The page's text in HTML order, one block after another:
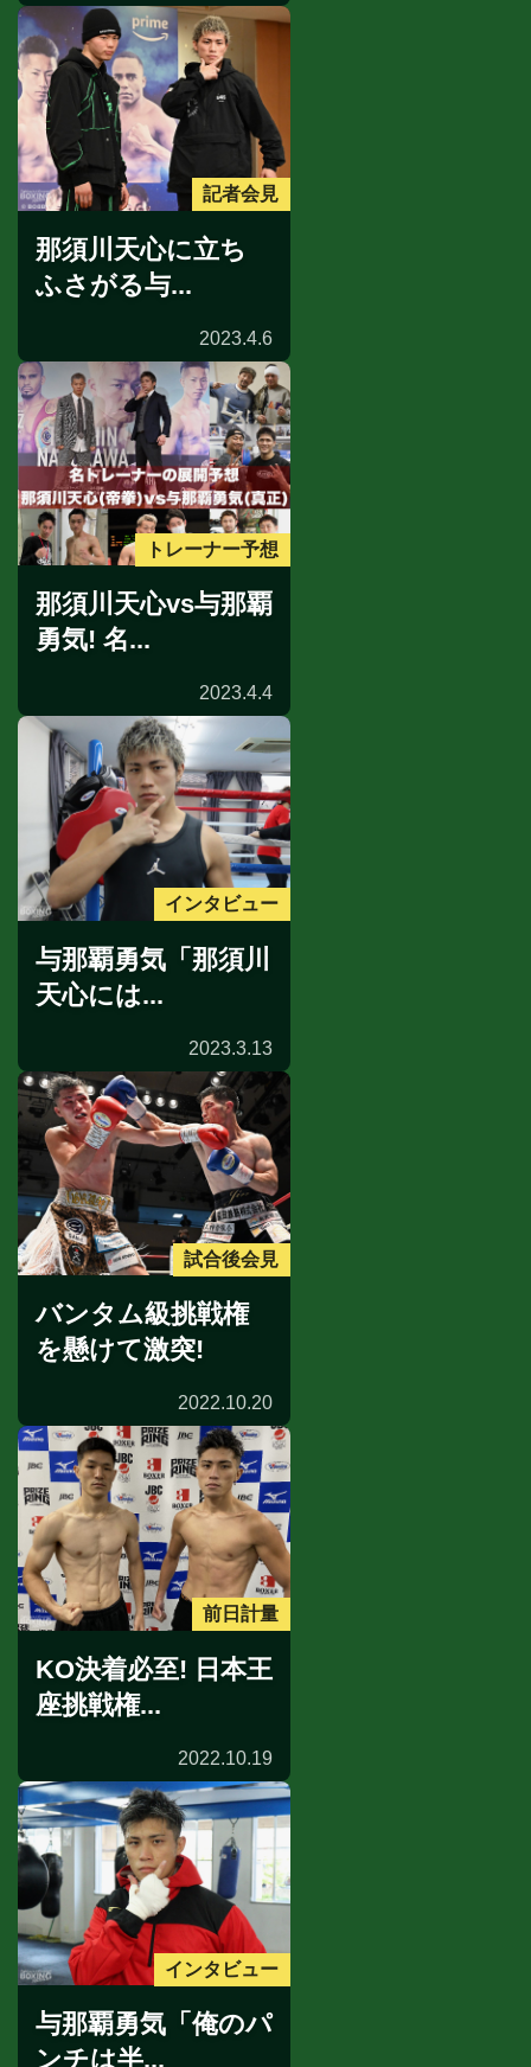
記者会見
那須川天心に立ち
ふさがる与...
2023.4.6
トレーナー予想
那須川天心vs与那覇
勇気! 名...
2023.4.4
インタビュー
与那覇勇気「那須川
天心には...
2023.3.13
試合後会見
バンタム級挑戦権
を懸けて激突!
2022.10.20
前日計量
KO決着必至! 日本王
座挑戦権...
2022.10.19
インタビュー
与那覇勇気「俺のパ
ンチは半...